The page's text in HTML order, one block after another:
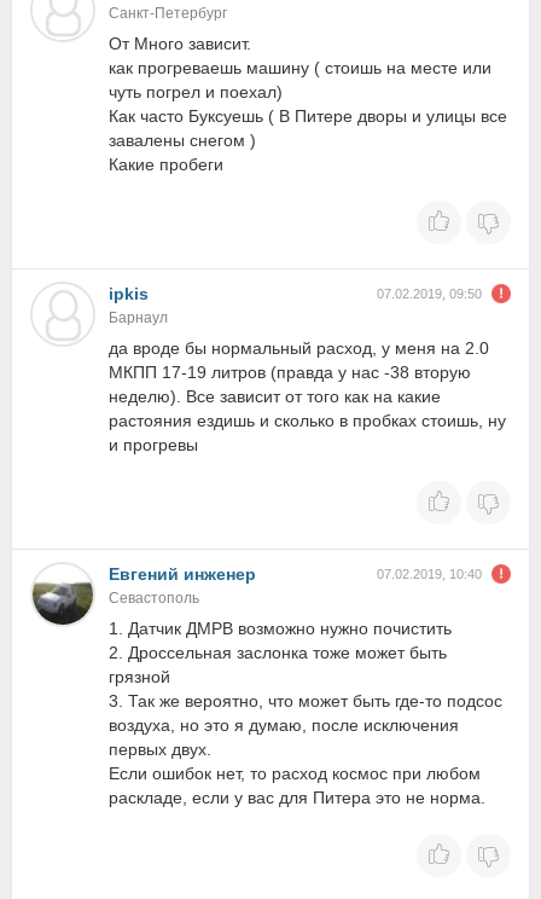
Санкт-Петербург
От Много зависит.
как прогреваешь машину ( стоишь на месте или
чуть погрел и поехал)
Как часто Буксуешь ( В Питере дворы и улицы все
завалены снегом )
Какие пробеги
ipkis 07.02.2019, 09:50
Барнаул
да вроде бы нормальный расход, у меня на 2.0
МКПП 17-19 литров (правда у нас -38 вторую
неделю). Все зависит от того как на какие
растояния ездишь и сколько в пробках стоишь, ну
и прогревы
Евгений инженер 07.02.2019, 10:40
Севастополь
1. Датчик ДМРВ возможно нужно почистить
2. Дроссельная заслонка тоже может быть
грязной
3. Так же вероятно, что может быть где-то подсос
воздуха, но это я думаю, после исключения
первых двух.
Если ошибок нет, то расход космос при любом
раскладе, если у вас для Питера это не норма.